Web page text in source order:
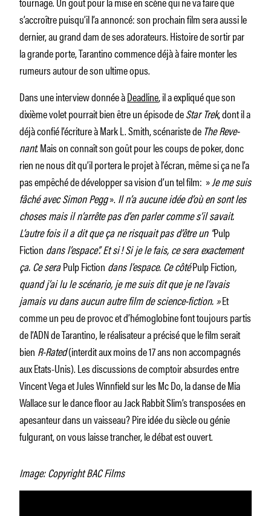
s’accroître puisqu’il l’a annoncé: son prochain film sera aussi le
dernier, au grand dam de ses adorateurs. Histoire de sortir par
la grande porte, Tarantino commence déjà à faire monter les
rumeurs autour de son ultime opus.
Dans une interview donnée àDeadline, il a expliqué que son
dixième volet pourrait bien être un épisode deStar Trek, dont il a
déjà confié l’écriture à Mark L. Smith, scéna­riste de The Reve­
nant. Mais on connaît son goût pour les coups de poker, donc
rien ne nous dit qu’il portera le projet à l’écran, même si ça ne l’a
pas empêché de développer sa vision d’un tel film: »Je me suis
fâché avec Simon Pegg». Il n’a aucune idée d’où en sont les
choses mais il n’ar­rête pas d’en parler comme s’il savait.
L’autre fois il a dit que ça ne risquait pas d’être un “Pulp
Fiction dans l’es­pace”. Et si ! Si je le fais, ce sera exac­te­ment
ça. Ce seraPulp Fiction dans l’es­pace. Ce côtéPulp Fiction,
quand j’ai lu le scéna­rio, je me suis dit que je ne l’avais
jamais vu dans aucun autre film de science-fiction. »Et
comme un peu de provoc et d’hémoglobine font toujours partis
de l’ADN de Tarantino, le réalisateur a précisé que le film serait
bien R-Rated(interdit aux moins de 17 ans non accompagnés
aux Etats-Unis). Les discussions de comptoir absurdes entre
Vincent Vega et Jules Winnfield sur les Mc Do, la danse de Mia
Wallace sur le dance floor au Jack Rabbit Slim’s transposées en
apesanteur dans un vaisseau? Pire idée du siècle ou génie
fulgurant, on vous laisse trancher, le débat est ouvert.
Image: Copyright BAC Films